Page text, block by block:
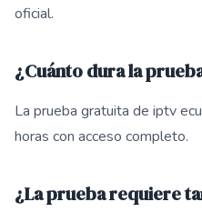
oficial.
¿Cuánto dura la
La prueba gratuita de iptv
horas con acceso completo.
¿La prueba requiere